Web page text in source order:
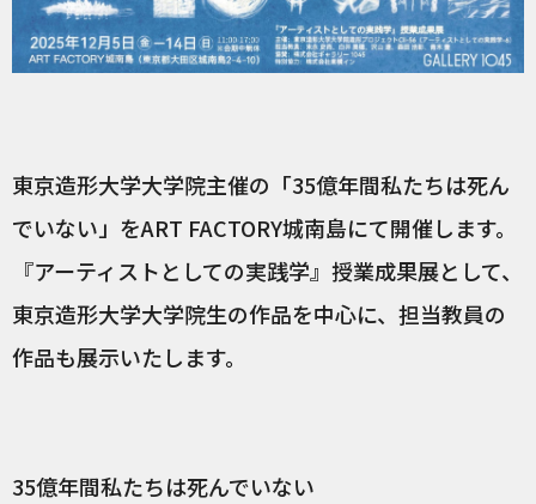
東京造形大学大学院主催の「35億年間私たちは死ん
でいない」をART FACTORY城南島にて開催します。
『アーティストとしての実践学』授業成果展として、
東京造形大学大学院生の作品を中心に、担当教員の
作品も展示いたします。
35億年間私たちは死んでいない